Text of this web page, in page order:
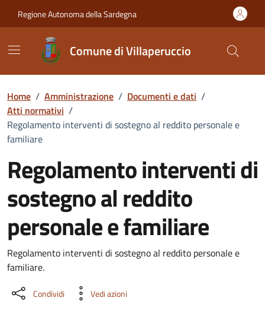
Regione Autonoma della Sardegna
Comune di Villaperuccio
Home / Amministrazione / Documenti e dati /
Atti normativi /
Regolamento interventi di sostegno al reddito personale e
familiare
Regolamento interventi di
sostegno al reddito
personale e familiare
Dettaglio del documento
Regolamento interventi di sostegno al reddito personale e
familiare.
Condividi Vedi azioni